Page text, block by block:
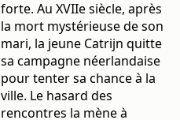
forte. Au XVIIe siècle, après
la mort mystérieuse de son
mari, la jeune Catrijn quitte
sa campagne néerlandaise
pour tenter sa chance à la
ville. Le hasard des
rencontres la mène à